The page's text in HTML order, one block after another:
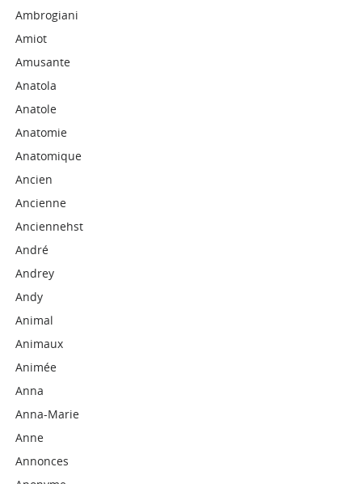
Ambrogiani
Amiot
Amusante
Anatola
Anatole
Anatomie
Anatomique
Ancien
Ancienne
Anciennehst
André
Andrey
Andy
Animal
Animaux
Animée
Anna
Anna-Marie
Anne
Annonces